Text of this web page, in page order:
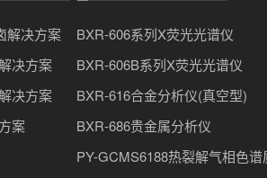
解决方案
决方案
决方案
案
BXR-606系列X荧光光谱仪
BXR-606B系列X荧光光谱仪
BXR-616合金分析仪(真空型)
BXR-686贵金属分析仪
PY-GCMS6188热裂解气相色谱